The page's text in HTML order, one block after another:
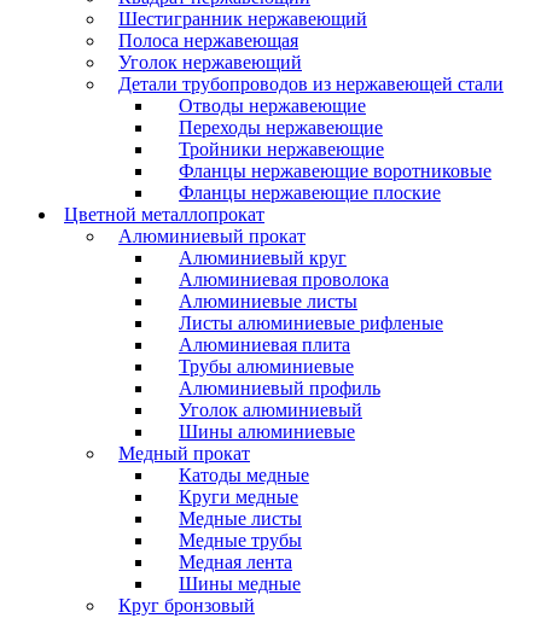
Шестигранник нержавеющий
Полоса нержавеющая
Уголок нержавеющий
Детали трубопроводов из нержавеющей стали
Отводы нержавеющие
Переходы нержавеющие
Тройники нержавеющие
Фланцы нержавеющие воротниковые
Фланцы нержавеющие плоские
Цветной металлопрокат
Алюминиевый прокат
Алюминиевый круг
Алюминиевая проволока
Алюминиевые листы
Листы алюминиевые рифленые
Алюминиевая плита
Трубы алюминиевые
Алюминиевый профиль
Уголок алюминиевый
Шины алюминиевые
Медный прокат
Катоды медные
Круги медные
Медные листы
Медные трубы
Медная лента
Шины медные
Круг бронзовый